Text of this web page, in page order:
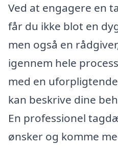
Ved at engagere en
får du ikke blot en
men også en
igennem hele
med en
kan beskrive dine
En professionel
ønsker og komme